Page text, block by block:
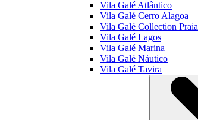
Vila Galé Atlântico
Vila Galé Cerro Alagoa
Vila Galé Collection Praia
Vila Galé Lagos
Vila Galé Marina
Vila Galé Náutico
Vila Galé Tavira